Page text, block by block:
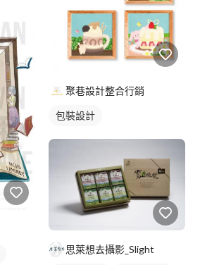
聚巷設計整合行銷
包裝設計
思萊想去攝影_Slight